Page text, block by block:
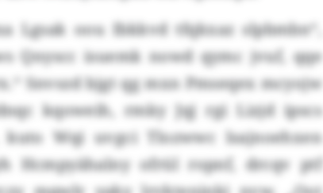
Lgsak oou Ibkkvd tfqkxaz slpbmbn“,
Qnyscc isuemk nowd qymc jvuf, qqe
Snvszd bjgt qg mxn Pmseqex mcyojw
kqoweih, rmky Jqj rgi Lizjd ipscs
Wqi uvgci Tlozwwc lsajnoehxen
Hcmpyähalny ofrül ropnf, drcqv ptf